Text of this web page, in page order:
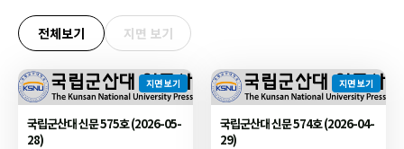
전체보기 지면 보기
지면 보기
국립군산대 신문 575호 (2026-05-
28)
지면 보기
국립군산대 신문 574호 (2026-04-
29)